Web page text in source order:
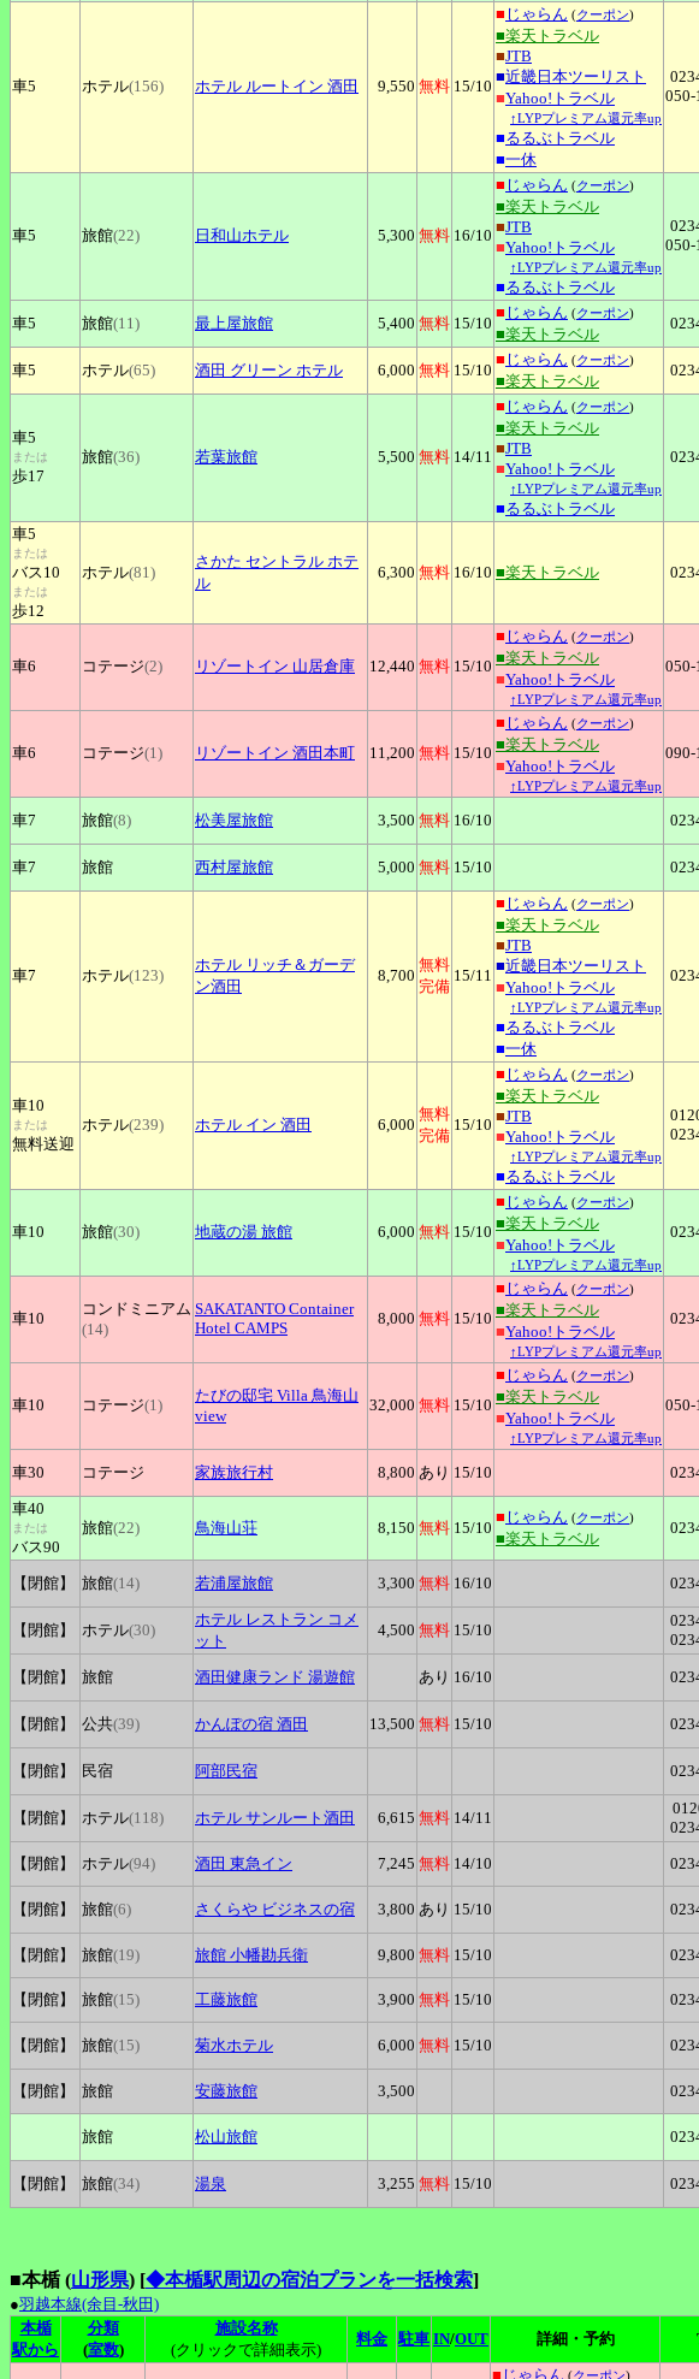
車5 ホテル(156) ホテル ルートイン 酒田 9,550 無料 15/10
■ じゃらん (クーポン)
■楽天トラベル
■JTB
■近畿日本ツーリスト
■Yahoo!トラベル
↑LYPプレミアム還元率up
■るるぶトラベル
■一休
050-
車5 旅館(22) 日和山ホテル 5,300 無料 16/10
■ じゃらん (クーポン)
■楽天トラベル
■JTB
■Yahoo!トラベル
↑LYPプレミアム還元率up
■るるぶトラベル
050-
車5 旅館(11) 最上屋旅館 5,400 無料 15/10
■ じゃらん (クーポン)
■楽天トラベル
車5 ホテル(65) 酒田 グリーン ホテル 6,000 無料 15/10
■ じゃらん (クーポン)
■楽天トラベル
車5
または
歩17
旅館(36) 若葉旅館 5,500 無料 14/11
■ じゃらん (クーポン)
■楽天トラベル
■JTB
■Yahoo!トラベル
↑LYPプレミアム還元率up
■るるぶトラベル
車5
または
バス10
または
歩12
ホテル(81)
さかた セントラル ホテ
ル
6,300 無料 16/10 ■楽天トラベル
車6 コテージ(2) リゾートイン 山居倉庫 12,440 無料 15/10
■ じゃらん (クーポン)
■楽天トラベル
■Yahoo!トラベル
↑LYPプレミアム還元率up
050-
車6 コテージ(1) リゾートイン 酒田本町 11,200 無料 15/10
■ じゃらん (クーポン)
■楽天トラベル
■Yahoo!トラベル
↑LYPプレミアム還元率up
090-
車7 旅館(8) 松美屋旅館 3,500 無料 16/10
車7 旅館 西村屋旅館 5,000 無料 15/10
車7 ホテル(123)
ホテル リッチ＆ガーデ
ン酒田
8,700
無料
完備
15/11
■ じゃらん (クーポン)
■楽天トラベル
■JTB
■近畿日本ツーリスト
■Yahoo!トラベル
↑LYPプレミアム還元率up
■るるぶトラベル
■一休
車10
または
無料送迎
ホテル(239) ホテル イン 酒田 6,000
無料
完備
15/10
■ じゃらん (クーポン)
■楽天トラベル
■JTB
■Yahoo!トラベル
↑LYPプレミアム還元率up
■るるぶトラベル
車10 旅館(30) 地蔵の湯 旅館 6,000 無料 15/10
■ じゃらん (クーポン)
■楽天トラベル
■Yahoo!トラベル
↑LYPプレミアム還元率up
車10
コンドミニアム
(14)
SAKATANTO Container
Hotel CAMPS
8,000 無料 15/10
■ じゃらん (クーポン)
■楽天トラベル
■Yahoo!トラベル
↑LYPプレミアム還元率up
車10 コテージ(1)
たびの邸宅 Villa 鳥海山
view
32,000 無料 15/10
■ じゃらん (クーポン)
■楽天トラベル
■Yahoo!トラベル
↑LYPプレミアム還元率up
050-
車30 コテージ 家族旅行村 8,800 あり 15/10
車40
または
バス90
旅館(22) 鳥海山荘 8,150 無料 15/10
■ じゃらん (クーポン)
■楽天トラベル
【閉館】 旅館(14) 若浦屋旅館 3,300 無料 16/10
【閉館】
ホテル(30)
ホテル レストラン コメ
ット
4,500 無料 15/10
【閉館】 旅館 酒田健康ランド 湯遊館 あり 16/10
【閉館】 公共(39) かんぽの宿 酒田 13,500 無料 15/10
【閉館】
民宿 阿部民宿
【閉館】
ホテル(118) ホテル サンルート酒田 6,615 無料 14/11
【閉館】 ホテル(94) 酒田 東急イン 7,245 無料 14/10
【閉館】 旅館(6) さくらや ビジネスの宿 3,800 あり 15/10
【閉館】
旅館(19) 旅館 小幡勘兵衛 9,800 無料 15/10
【閉館】 旅館(15) 工藤旅館 3,900 無料 15/10
【閉館】 旅館(15) 菊水ホテル 6,000 無料 15/10
【閉館】 旅館 安藤旅館 3,500
旅館
松山旅館
【閉館】
旅館(34) 湯泉 3,255 無料 15/10
■本楯 (山形県) [◆本楯駅周辺の宿泊プランを一括検索]
●羽越本線(余目-秋田)
本楯
駅から
分類
(室数)
施設名称
(クリックで詳細表示)
料金 駐車 IN/OUT 詳細・予約
■ じゃらん (クーポン)